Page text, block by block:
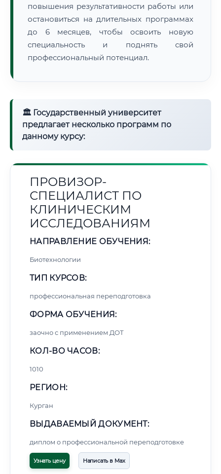
повышения результативности работы или
остановиться на длительных программах
до 6 месяцев, чтобы освоить новую
специальность и поднять свой
профессиональный потенциал.
🏛 Государственный университет
предлагает несколько программ по
данному курсу:
ПРОВИЗОР-
СПЕЦИАЛИСТ ПО
КЛИНИЧЕСКИМ
ИССЛЕДОВАНИЯМ
НАПРАВЛЕНИЕ ОБУЧЕНИЯ:
Биотехнологии
ТИП КУРСОВ:
профессиональная переподготовка
ФОРМА ОБУЧЕНИЯ:
заочно с применением ДОТ
КОЛ-ВО ЧАСОВ:
1010
РЕГИОН:
Курган
ВЫДАВАЕМЫЙ ДОКУМЕНТ:
диплом о профессиональной переподготовке
Узнать цену Написать в Max